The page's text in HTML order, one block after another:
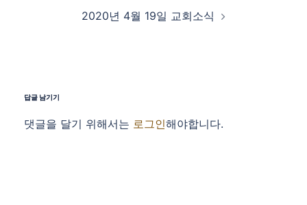
2020년 4월 19일 교회소식
답글 남기기
댓글을 달기 위해서는 로그인해야합니다.